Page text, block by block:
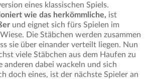
eines klassischen Spiels.
wie das herkömmliche, ist
und eignet sich fürs Spielen im
Die Stäbchen werden zusammen
sie über einander verteilt liegen. Nun
viele Stäbchen aus dem Haufen zu
anderen dabei wackeln und sich
doch eines, ist der nächste Spieler an